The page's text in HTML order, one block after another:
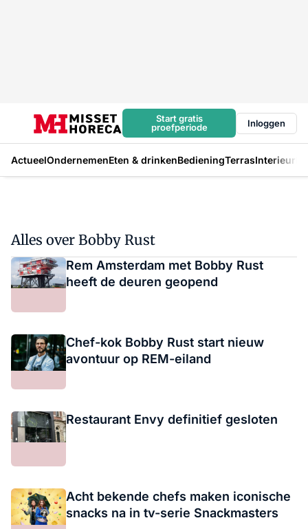
Start gratis
proefperiode
Inloggen
ActueelOndernemenEten & drinkenBedieningTerrasInterieur
Alles over Bobby Rust
Rem Amsterdam met Bobby Rust
heeft de deuren geopend
Chef-kok Bobby Rust start nieuw
avontuur op REM-eiland
Restaurant Envy definitief gesloten
Acht bekende chefs maken iconische
snacks na in tv-serie Snackmasters